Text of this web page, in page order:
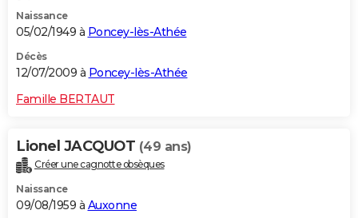
Naissance
05/02/1949 à Poncey-lès-Athée
Décès
12/07/2009 à Poncey-lès-Athée
Famille BERTAUT
Lionel JACQUOT (49 ans)
Créer une cagnotte obsèques
Naissance
09/08/1959 à Auxonne